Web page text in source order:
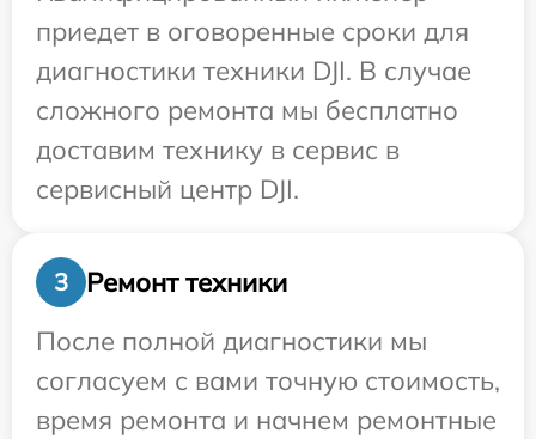
приедет в оговоренные сроки для
диагностики техники DJI. В случае
сложного ремонта мы бесплатно
доставим технику в сервис в
сервисный центр DJI.
3
Ремонт техники
После полной диагностики мы
согласуем с вами точную стоимость,
время ремонта и начнем ремонтные